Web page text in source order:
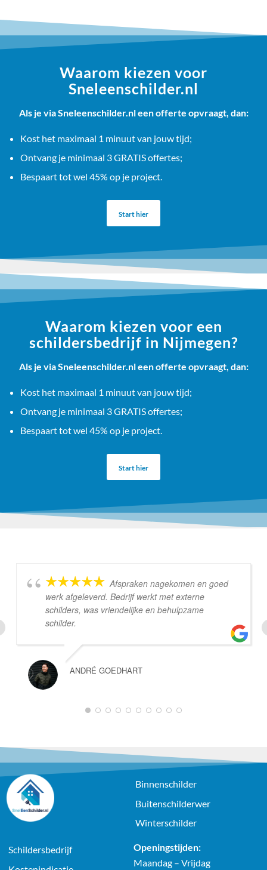
Waarom kiezen voor
Sneleenschilder.nl
Als je via Sneleenschilder.nl een offerte opvraagt, dan:
Kost het maximaal 1 minuut van jouw tijd;
Ontvang je minimaal 3 GRATIS offertes;
Bespaart tot wel 45% op je project.
Start hier
Waarom kiezen voor een
schildersbedrijf in Nijmegen?
Als je via Sneleenschilder.nl een offerte opvraagt, dan:
Kost het maximaal 1 minuut van jouw tijd;
Ontvang je minimaal 3 GRATIS offertes;
Bespaart tot wel 45% op je project.
Start hier
Afspraken nagekomen en goed
werk afgeleverd. Bedrijf werkt met externe
schilders, was vriendelijke en behulpzame
schilder.
ANDRÉ GOEDHART
1 2 3 4 5 6 7 8 9 10
Binnenschilder
Buitenschilderwer
Winterschilder
Schildersbedrijf
Openingstijden:
Maandag – Vrijdag